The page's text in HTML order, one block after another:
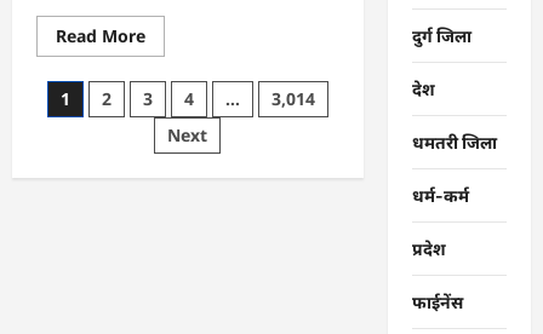
Read MoreRead
more
CG
:
समाज
एकजुटता
Posts
1 2 3 4 …
3,014
Next
दुर्ग जिला
देश
धमतरी जिला
धर्म-कर्म
प्रदेश
फाईनेंस